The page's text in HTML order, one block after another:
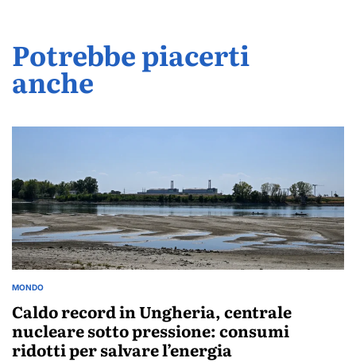
Potrebbe piacerti
anche
POSTED
MONDO
Caldo record in Ungheria, centrale
nucleare sotto pressione: consumi
ridotti per salvare l’energia